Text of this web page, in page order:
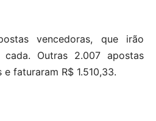
vencedoras, que irão
cada. Outras 2.007 apostas
faturaram R$ 1.510,33.